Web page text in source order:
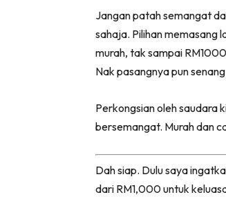
Jangan patah semangat
sahaja. Pilihan memasang
murah, tak sampai
Nak pasangnya pun
Perkongsian oleh saudara
bersemangat. Murah dan
Dah siap. Dulu saya
dari RM1,000 untuk